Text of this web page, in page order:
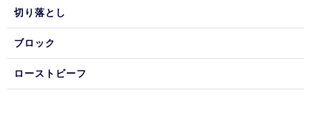
切り落とし
ブロック
ローストビーフ